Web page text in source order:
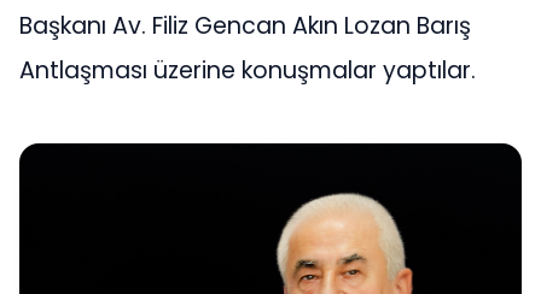
Başkanı Av. Filiz Gencan Akın Lozan Barış
Antlaşması üzerine konuşmalar yaptılar.